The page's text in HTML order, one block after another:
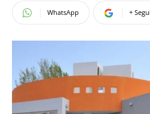
WhatsApp +